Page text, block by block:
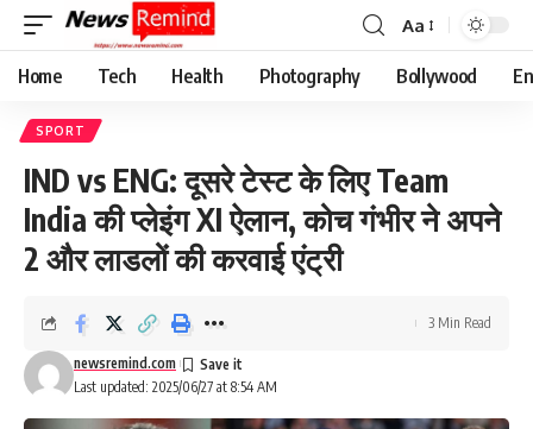
Font
Resizer
Aa
Home Tech Health Photography Bollywood
SPORT
IND vs ENG: दूसरे टेस्ट के लिए Team
India की प्लेइंग XI ऐलान, कोच गंभीर ने अपने
2 और लाडलों की करवाई एंट्री
Last updated: 2025/06/27 at 8:54 AM
newsremind.com
3 Min Read